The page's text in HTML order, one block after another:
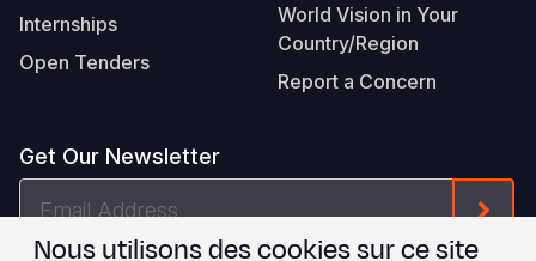
Internships
Open Tenders
World Vision in Your
Country/Region
Report a Concern
Get Our Newsletter
Nous utilisons des cookies sur ce site